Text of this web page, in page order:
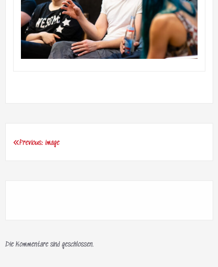
Beitragsnavigation
Previous: image
Die Kommentare sind geschlossen.